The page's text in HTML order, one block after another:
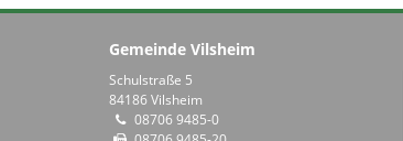
Gemeinde Vilsheim
Schulstraße 5
84186 Vilsheim
08706 9485-0